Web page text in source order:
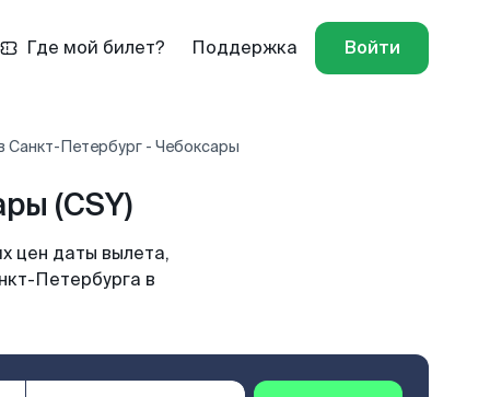
Где мой билет? Поддержка Войти
Санкт-Петербург - Чебоксары
(CSY)
цен даты вылета,
Петербурга в